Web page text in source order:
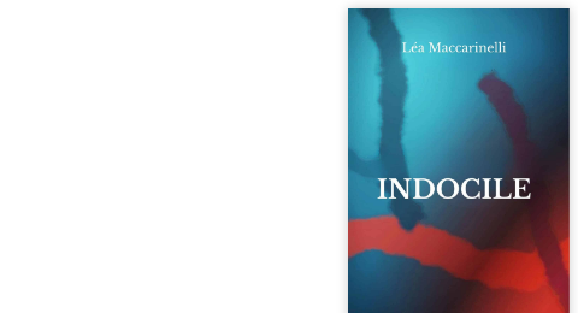
Quatre parties. Quatre refus.
Quatre visages d’une existence
en friction. Entre les silences
qu’on ne déchiffre pas, les
amours qu’on dérange, les
corps qu’on administre et les
liens qu’on sabote, cet ouvrage
parle à celles et ceux qui
vivent trop fort, trop vrai, trop
tôt. Indocile est une traversée.
Une langue nue. Une
insurrection calme. Une
déclaration d’existence pour ...